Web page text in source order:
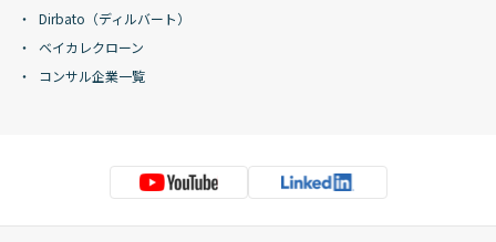
Dirbato（ディルバート）
ベイカレクローン
コンサル企業一覧